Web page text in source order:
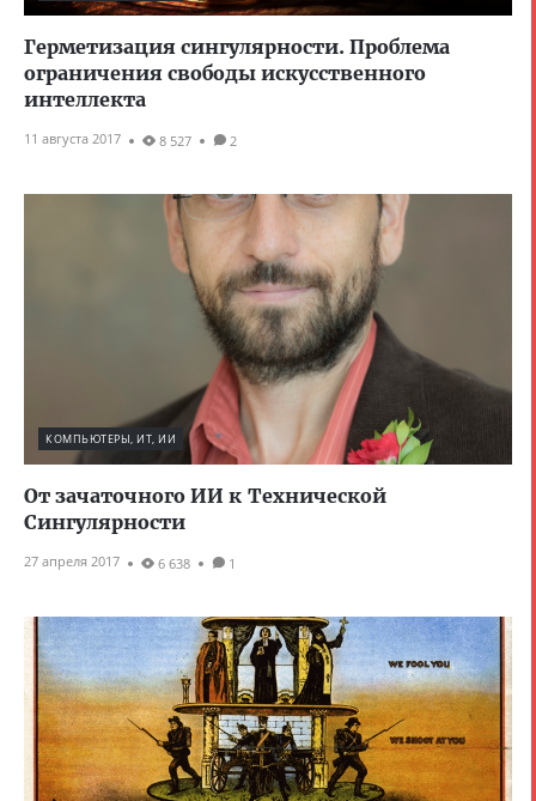
Герметизация сингулярности. Проблема
ограничения свободы искусственного
интеллекта
11 августа 2017 8 527 2
КОМПЬЮТЕРЫ, ИТ, ИИ
От зачаточного ИИ к Технической
Сингулярности
27 апреля 2017 6 638 1